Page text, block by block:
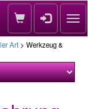
Art > Werkzeug &